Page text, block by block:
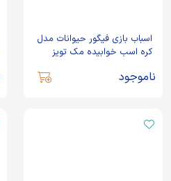
اسباب بازی فیگور حیوانات مدل
کره اسب خوابیده مک تویز
ناموجود